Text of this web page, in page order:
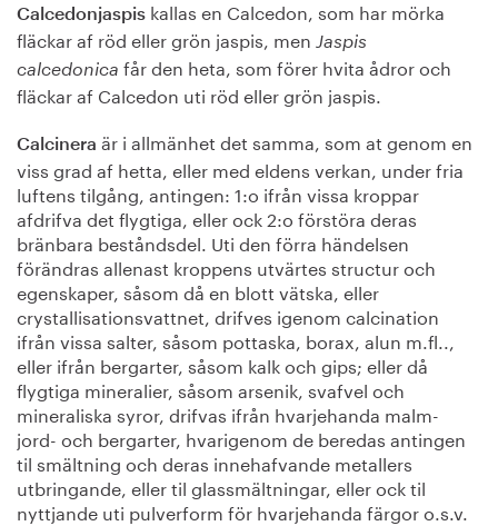
Calcedonjaspis kallas en Calcedon, som har mörka
fläckar af röd eller grön jaspis, men Jaspis
calcedonica får den heta, som förer hvita ådror och
fläckar af Calcedon uti röd eller grön jaspis.
Calcinera är i allmänhet det samma, som at genom en
viss grad af hetta, eller med eldens verkan, under fria
luftens tilgång, antingen: 1:o ifrån vissa kroppar
afdrifva det flygtiga, eller ock 2:o förstöra deras
bränbara beståndsdel. Uti den förra händelsen
förändras allenast kroppens utvärtes structur och
egenskaper, såsom då en blott vätska, eller
crystallisationsvattnet, drifves igenom calcination
ifrån vissa salter, såsom pottaska, borax, alun m.fl..,
eller ifrån bergarter, såsom kalk och gips; eller då
flygtiga mineralier, såsom arsenik, svafvel och
mineraliska syror, drifvas ifrån hvarjehanda malm-
jord- och bergarter, hvarigenom de beredas antingen
til smältning och deras innehafvande metallers
utbringande, eller til glassmältningar, eller ock til
nyttjande uti pulverform för hvarjehanda färgor o.s.v.